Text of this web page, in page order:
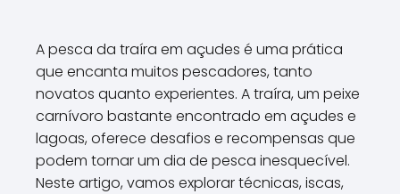
A pesca da traíra em açudes é uma prática
que encanta muitos pescadores, tanto
novatos quanto experientes. A traíra, um peixe
carnívoro bastante encontrado em açudes e
lagoas, oferece desafios e recompensas que
podem tornar um dia de pesca inesquecível.
Neste artigo, vamos explorar técnicas, iscas,